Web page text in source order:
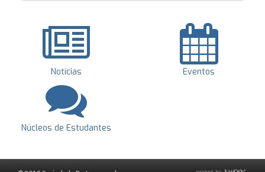
Notícias Eventos
Núcleos de Estudantes